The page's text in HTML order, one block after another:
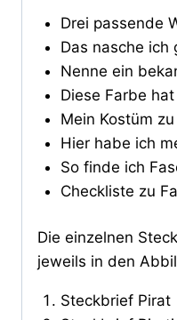
Drei passende
Das nasche ich
Nenne ein
Diese Farbe
Mein Kostüm
Hier habe ich
So finde ich
Checkliste zu
Die einzelnen
jeweils in den
Steckbrief Pirat